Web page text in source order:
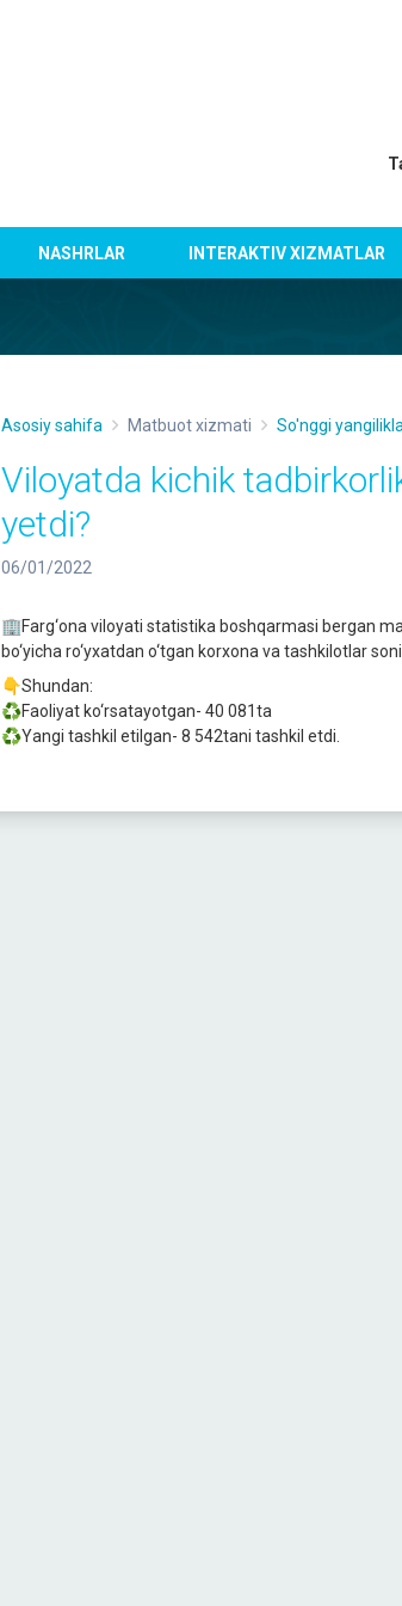
NASHRLAR INTERAKTIV XIZMATLAR
Asosiy sahifa Matbuot xizmati So'nggi
Viloyatda kichik
yetdi?
06/01/2022
🏢Farg‘ona viloyati statistika boshqarmasi bergan
bo‘yicha ro‘yxatdan o‘tgan korxona va tashkilotlar
👇Shundan:
♻️Faoliyat ko‘rsatayotgan- 40 081ta
♻️Yangi tashkil etilgan- 8 542tani tashkil etdi.